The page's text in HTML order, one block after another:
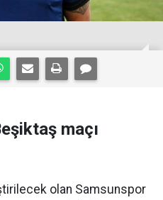
maçı
olan Samsunspor